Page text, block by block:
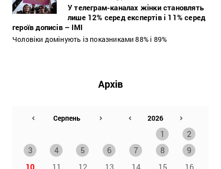
У телеграм-каналах жінки становлять
лише 12% серед експертів і 11% серед
героїв дописів – ІМІ
Чоловіки домінують із показниками 88% і 89%
Архів
1
2
3
4 5 6 7 8
9